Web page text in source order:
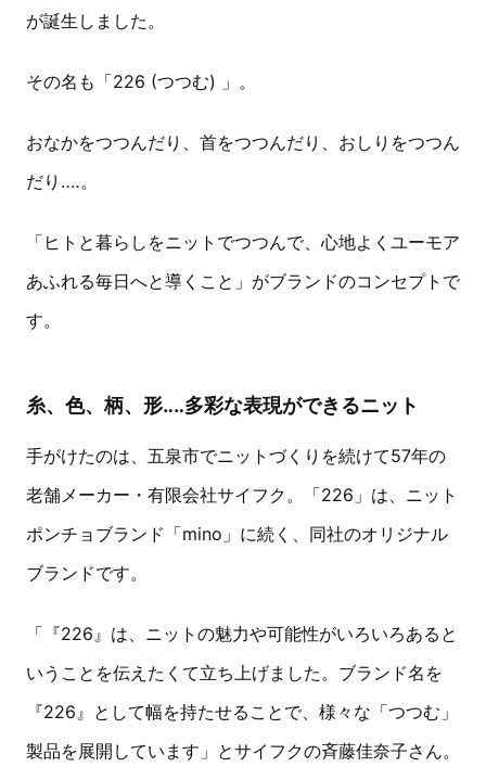
が誕生しました。
その名も「226 (つつむ) 」。
おなかをつつんだり、首をつつんだり、おしりをつつん
だり‥‥。
「ヒトと暮らしをニットでつつんで、心地よくユーモア
あふれる毎日へと導くこと」がブランドのコンセプトで
す。
糸、色、柄、形‥‥多彩な表現ができるニット
手がけたのは、五泉市でニットづくりを続けて57年の
老舗メーカー・有限会社サイフク。「226」は、ニット
ポンチョブランド「mino」に続く、同社のオリジナル
ブランドです。
「『226』は、ニットの魅力や可能性がいろいろあると
いうことを伝えたくて立ち上げました。ブランド名を
『226』として幅を持たせることで、様々な「つつむ」
製品を展開しています」とサイフクの斉藤佳奈子さん。